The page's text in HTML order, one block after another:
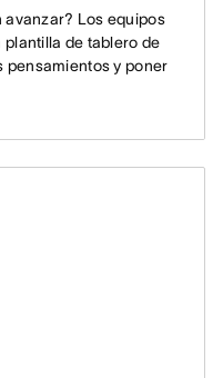
avanzar? Los equipos
de tablero de
pensamientos y poner